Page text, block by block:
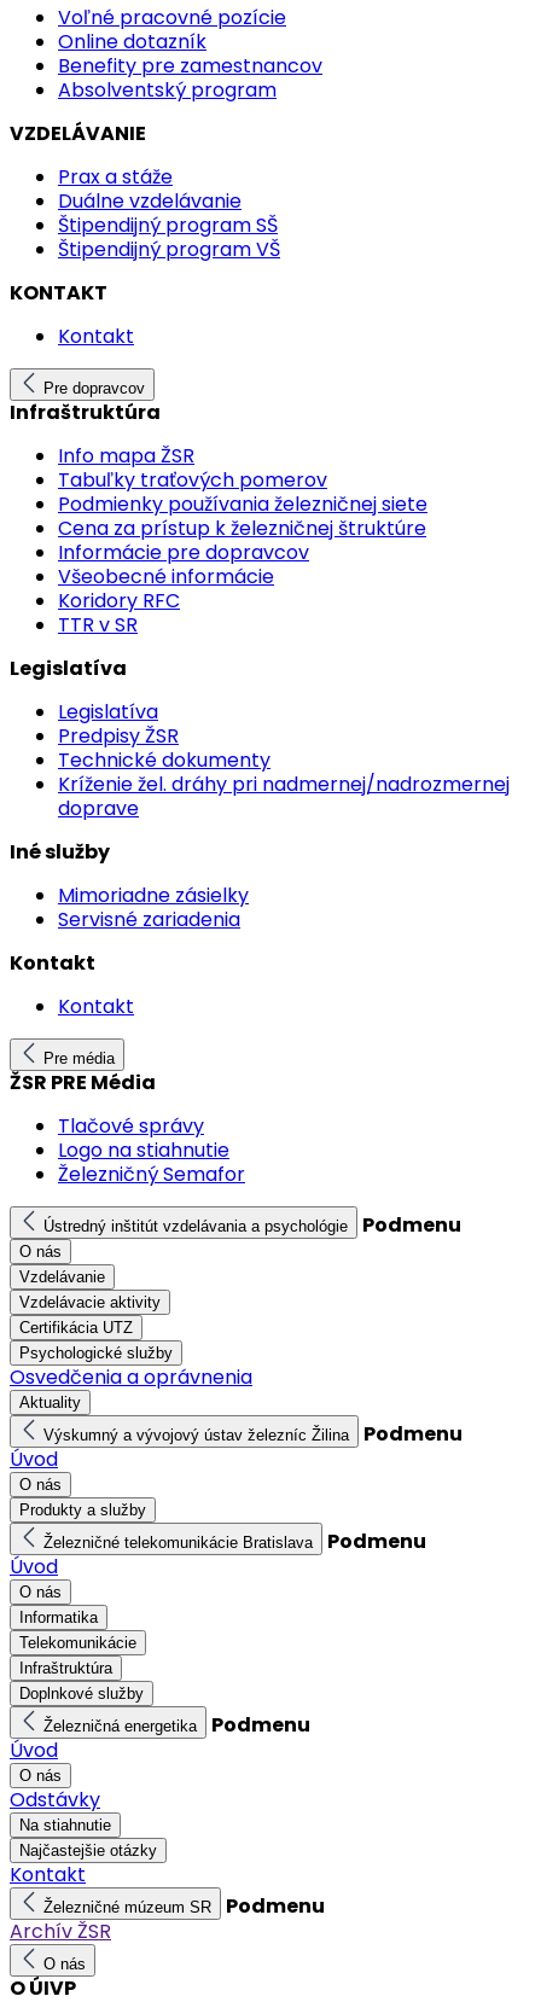
Voľné pracovné pozície
Online dotazník
Benefity pre zamestnancov
Absolventský program
VZDELÁVANIE
Prax a stáže
Duálne vzdelávanie
Štipendijný program SŠ
Štipendijný program VŠ
KONTAKT
Kontakt
Pre dopravcov
Infraštruktúra
Info mapa ŽSR
Tabuľky traťových pomerov
Podmienky používania železničnej siete
Cena za prístup k železničnej štruktúre
Informácie pre dopravcov
Všeobecné informácie
Koridory RFC
TTR v SR
Legislatíva
Legislatíva
Predpisy ŽSR
Technické dokumenty
Kríženie žel. dráhy pri nadmernej/nadrozmernej
doprave
Iné služby
Mimoriadne zásielky
Servisné zariadenia
Kontakt
Kontakt
Pre média
ŽSR PRE Média
Tlačové správy
Logo na stiahnutie
Železničný Semafor
Ústredný inštitút vzdelávania a psychológie Podmenu
O nás
Vzdelávanie
Vzdelávacie aktivity
Certifikácia UTZ
Psychologické služby
Osvedčenia a oprávnenia
Aktuality
Výskumný a vývojový ústav železníc Žilina
Podmenu
Úvod
O nás
Produkty a služby
Železničné telekomunikácie Bratislava
Podmenu
Úvod
O nás
Informatika
Telekomunikácie
Infraštruktúra
Doplnkové služby
Železničná energetika
Podmenu
Úvod
O nás
Odstávky
Na stiahnutie
Najčastejšie otázky
Kontakt
Železničné múzeum SR
Podmenu
Archív ŽSR
O nás
O ÚIVP